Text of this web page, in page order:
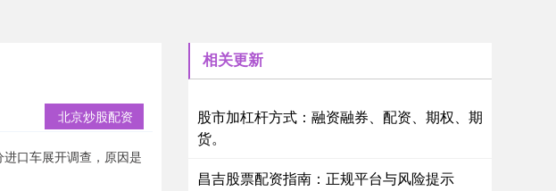
北京炒股配资
口车展开调查，原因是
相关更新
股市加杠杆方式：融资融券、配资、期权、期
货。
昌吉股票配资指南：正规平台与风险提示